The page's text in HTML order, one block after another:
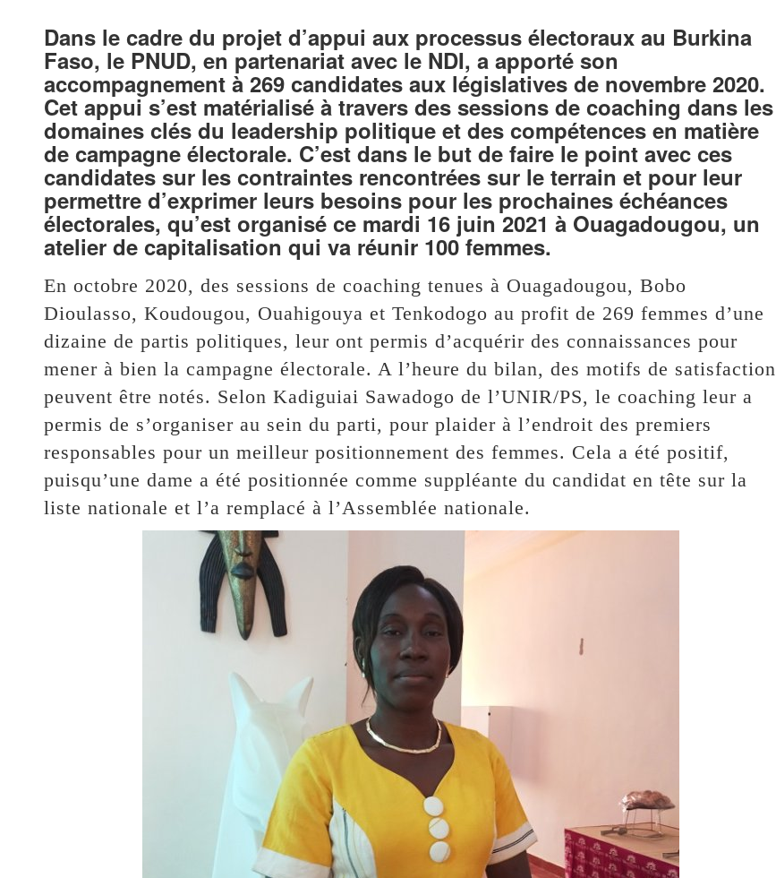
Dans le cadre du projet d’appui aux processus électoraux au Burkina
Faso, le PNUD, en partenariat avec le NDI, a apporté son
accompagnement à 269 candidates aux législatives de novembre 2020.
Cet appui s’est matérialisé à travers des sessions de coaching dans les
domaines clés du leadership politique et des compétences en matière
de campagne électorale. C’est dans le but de faire le point avec ces
candidates sur les contraintes rencontrées sur le terrain et pour leur
permettre d’exprimer leurs besoins pour les prochaines échéances
électorales, qu’est organisé ce mardi 16 juin 2021 à Ouagadougou, un
atelier de capitalisation qui va réunir 100 femmes.
En octobre 2020, des sessions de coaching tenues à Ouagadougou, Bobo
Dioulasso, Koudougou, Ouahigouya et Tenkodogo au profit de 269 femmes d’une
dizaine de partis politiques, leur ont permis d’acquérir des connaissances pour
mener à bien la campagne électorale. A l’heure du bilan, des motifs de satisfaction
peuvent être notés. Selon Kadiguiai Sawadogo de l’UNIR/PS, le coaching leur a
permis de s’organiser au sein du parti, pour plaider à l’endroit des premiers
responsables pour un meilleur positionnement des femmes. Cela a été positif,
puisqu’une dame a été positionnée comme suppléante du candidat en tête sur la
liste nationale et l’a remplacé à l’Assemblée nationale.